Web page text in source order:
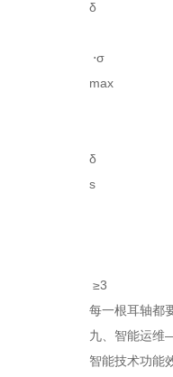
δ
⋅σ
max
δ
s
≥3
每一根耳轴都
九、智能运
智能技术功能